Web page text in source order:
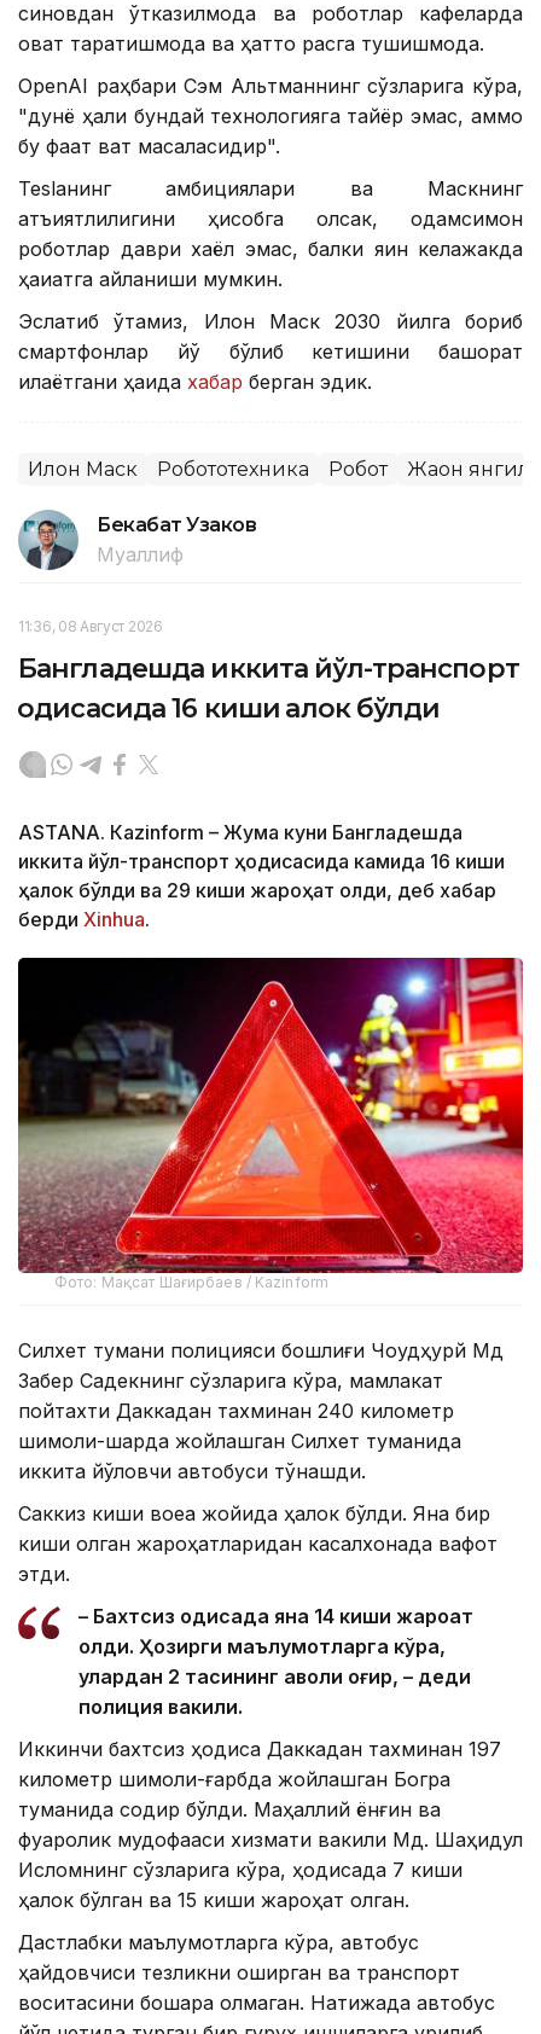
синовдан ўтказилмоқда ва роботлар кафеларда
овқат тарқатишмоқда ва ҳатто рақсга тушишмоқда.
OpenAI раҳбари Сэм Альтманнинг сўзларига кўра,
"дунё ҳали бундай технологияга тайёр эмас, аммо
бу фақат вақт масаласидир".
Теslaнинг амбициялари ва Маскнинг
қатъиятлилигини ҳисобга олсак, одамсимон
роботлар даври хаёл эмас, балки яқин келажакда
ҳақиқатга айланиши мумкин.
Эслатиб ўтамиз, Илон Маск 2030 йилга бориб
смартфонлар йўқ бўлиб кетишини башорат
қилаётгани ҳақида хабар берган эдик.
Илон Маск Робототехника Робот Жаҳон
Бекабат Узаков
Муаллиф
11:36, 08 Август 2026
Бангладешда иккита йўл-транспорт
ҳодисасида 16 киши ҳалок бўлди
ASTANА. Кazinform – Жума куни Бангладешда
иккита йўл-транспорт ҳодисасида камида 16 киши
ҳалок бўлди ва 29 киши жароҳат олди, деб хабар
берди Xinhua.
Фото: Мақсат Шағирбаев / Kazinform
Силхет тумани полицияси бошлиғи Чоудҳурй Мд
Забер Садекнинг сўзларига кўра, мамлакат
пойтахти Даккадан тахминан 240 километр
шимоли-шарқда жойлашган Силхет туманида
иккита йўловчи автобуси тўқнашди.
Саккиз киши воқеа жойида ҳалок бўлди. Яна бир
киши олган жароҳатларидан касалхонада вафот
этди.
– Бахтсиз ҳодисада яна 14 киши жароҳат
олди. Ҳозирги маълумотларга кўра,
улардан 2 тасининг аҳволи оғир, – деди
полиция вакили.
Иккинчи бахтсиз ҳодиса Даккадан тахминан 197
километр шимоли-ғарбда жойлашган Богра
туманида содир бўлди. Маҳаллий ёнғин ва
фуқаролик мудофааси хизмати вакили Мд. Шаҳидул
Исломнинг сўзларига кўра, ҳодисада 7 киши
ҳалок бўлган ва 15 киши жароҳат олган.
Дастлабки маълумотларга кўра, автобус
ҳайдовчиси тезликни оширган ва транспорт
воситасини бошқара олмаган. Натижада автобус